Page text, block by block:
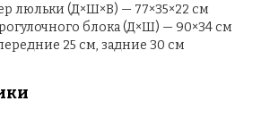
люльки (Д×Ш×В) — 77×35×22 см
блока (Д×Ш) — 90×34 см
25 см, задние 30 см